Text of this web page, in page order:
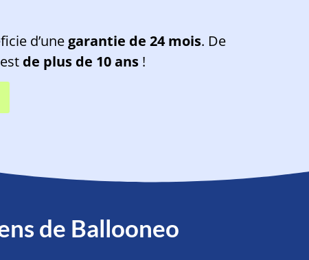
d’une garantie de 24 mois. De
de plus de 10 ans !
de Ballooneo